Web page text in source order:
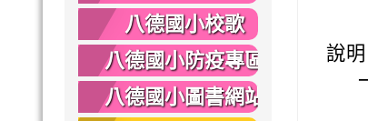
說明
八德國小校歌
八德國小防疫專區
八德國小圖書網站